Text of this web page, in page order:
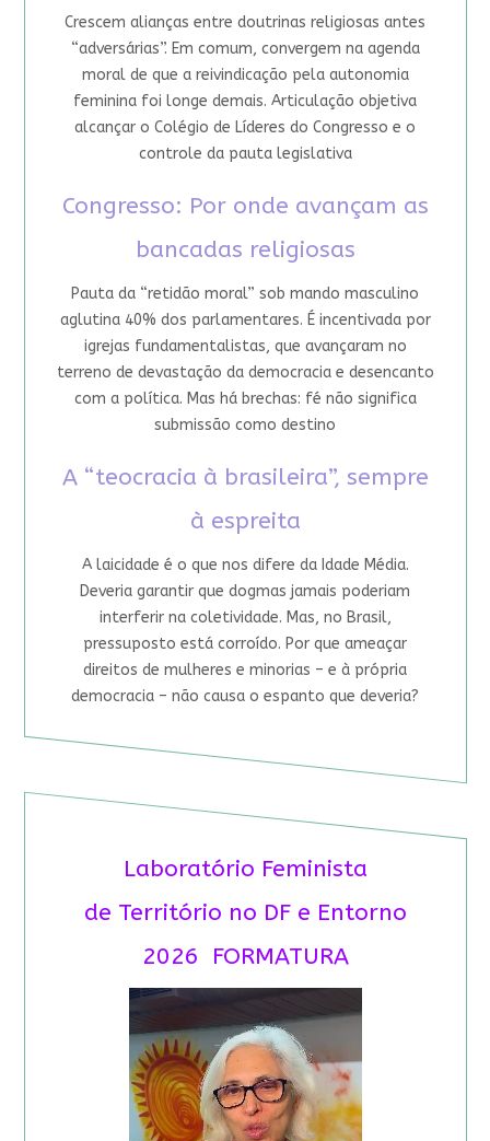
Crescem alianças entre doutrinas religiosas antes
“adversárias”. Em comum, convergem na agenda
moral de que a reivindicação pela autonomia
feminina foi longe demais. Articulação objetiva
alcançar o Colégio de Líderes do Congresso e o
controle da pauta legislativa
Congresso: Por onde avançam as
bancadas religiosas
Pauta da “retidão moral” sob mando masculino
aglutina 40% dos parlamentares. É incentivada por
igrejas fundamentalistas, que avançaram no
terreno de devastação da democracia e desencanto
com a política. Mas há brechas: fé não significa
submissão como destino
A “teocracia à brasileira”, sempre
à espreita
A laicidade é o que nos difere da Idade Média.
Deveria garantir que dogmas jamais poderiam
interferir na coletividade. Mas, no Brasil,
pressuposto está corroído. Por que ameaçar
direitos de mulheres e minorias – e à própria
democracia – não causa o espanto que deveria?
Laboratório Feminista
de Território no DF e Entorno
2026 FORMATURA